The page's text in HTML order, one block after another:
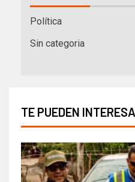
Política
Sin categoria
TE PUEDEN